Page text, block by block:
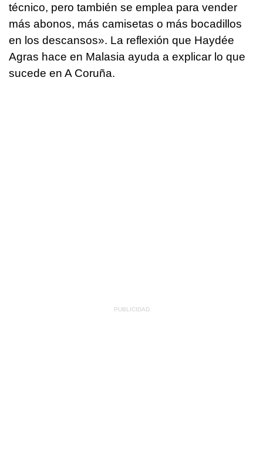
técnico, pero también se emplea para vender
más abonos, más camisetas o más bocadillos
en los descansos». La reflexión que Haydée
Agras hace en Malasia ayuda a explicar lo que
sucede en A Coruña.